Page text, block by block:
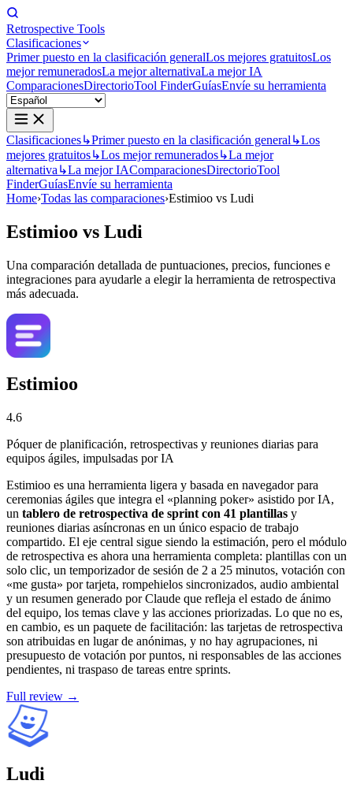
Retrospective Tools
Clasificaciones
Primer puesto en la clasificación generalLos mejores gratuitosLos
mejor remuneradosLa mejor alternativaLa mejor IA
ComparacionesDirectorioTool FinderGuíasEnvíe su herramienta
Clasificaciones↳Primer puesto en la clasificación general ↳Los
mejores gratuitos↳Los mejor remunerados↳La mejor
alternativa ↳La mejor IAComparacionesDirectorioTool
FinderGuíasEnvíe su herramienta
Home›Todas las comparaciones›Estimioo vs Ludi
Estimioo vs Ludi
Una comparación detallada de puntuaciones, precios, funciones e
integraciones para ayudarle a elegir la herramienta de retrospectiva
más adecuada.
Estimioo
4.6
Póquer de planificación, retrospectivas y reuniones diarias para
equipos ágiles, impulsadas por IA
Estimioo es una herramienta ligera y basada en navegador para
ceremonias ágiles que integra el «planning poker» asistido por IA,
un tablero de retrospectiva de sprint con 41 plantillas y
reuniones diarias asíncronas en un único espacio de trabajo
compartido. El eje central sigue siendo la estimación, pero el módulo
de retrospectiva es ahora una herramienta completa: plantillas con un
solo clic, un temporizador de sesión de 2 a 25 minutos, votación con
«me gusta» por tarjeta, rompehielos sincronizados, audio ambiental
y un resumen generado por Claude que refleja el estado de ánimo
del equipo, los temas clave y las acciones priorizadas. Lo que no es,
en cambio, es un paquete de facilitación: las tarjetas de retrospectiva
son atribuidas en lugar de anónimas, y no hay agrupaciones, ni
presupuesto de votación por puntos, ni responsables de las acciones
pendientes, ni traspaso de tareas entre sprints.
Full review →
Ludi